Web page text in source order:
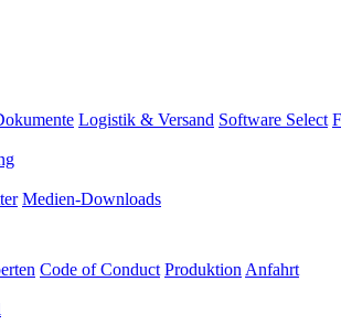
Logistik & Versand Software Select
Medien-Downloads
Code of Conduct Produktion Anfahrt